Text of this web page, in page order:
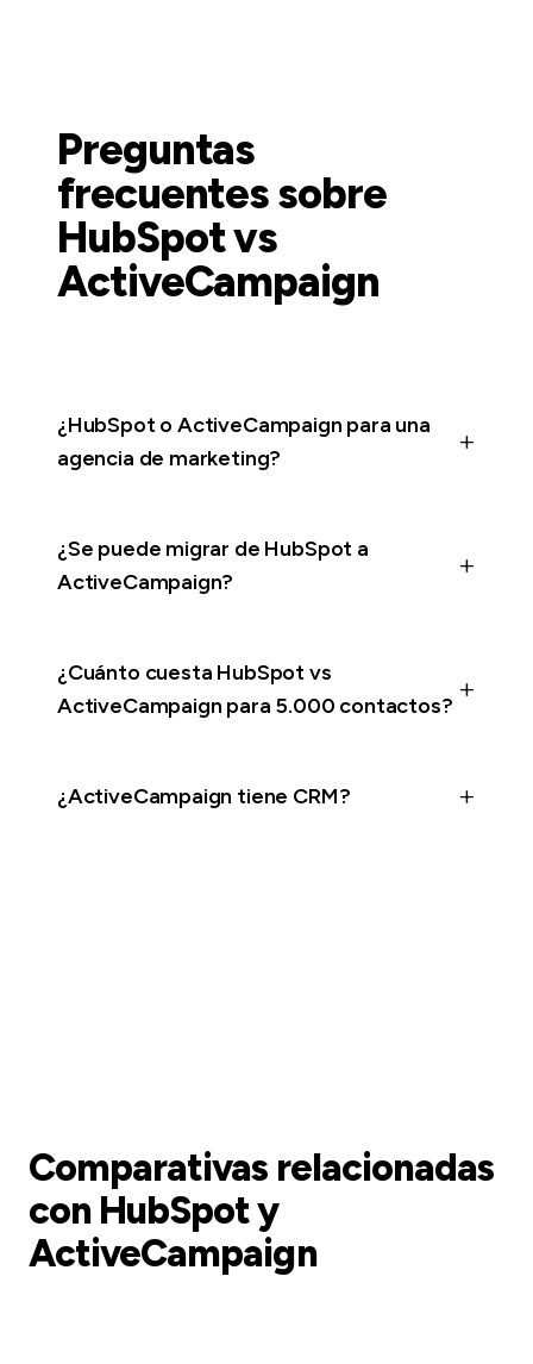
Preguntas
frecuentes sobre
HubSpot vs
ActiveCampaign
¿HubSpot o ActiveCampaign para una
agencia de marketing?
¿Se puede migrar de HubSpot a
ActiveCampaign?
¿Cuánto cuesta HubSpot vs
ActiveCampaign para 5.000 contactos?
¿ActiveCampaign tiene CRM?
Comparativas relacionadas
con HubSpot y
ActiveCampaign